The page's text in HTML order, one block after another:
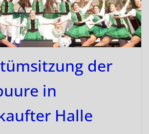
der
in
Halle